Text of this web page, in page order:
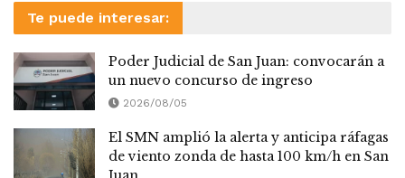
Te puede interesar:
Poder Judicial de San Juan: convocarán a
un nuevo concurso de ingreso
2026/08/05
El SMN amplió la alerta y anticipa ráfagas
de viento zonda de hasta 100 km/h en San